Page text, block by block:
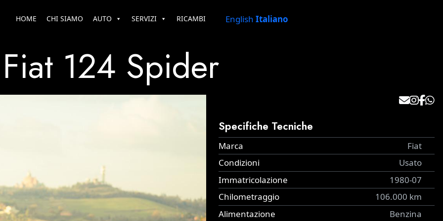
HOME CHI SIAMO AUTO SERVIZI RICAMBI English Italiano
Fiat 124 Spider
Specifiche Tecniche
Marca
Fiat
Condizioni
Usato
Immatricolazione
1980-07
Chilometraggio
106.000 km
Alimentazione
Benzina